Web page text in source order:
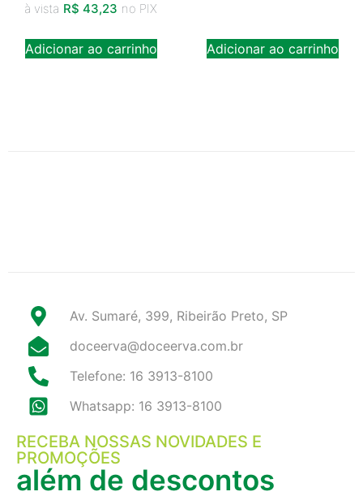
à vista R$ 43,23 no PIX
Adicionar ao carrinho Adicionar ao carrinho
Av. Sumaré, 399, Ribeirão Preto, SP
doceerva@doceerva.com.br
Telefone: 16 3913-8100
Whatsapp: 16 3913-8100
RECEBA NOSSAS NOVIDADES E
PROMOÇÕES
além de descontos